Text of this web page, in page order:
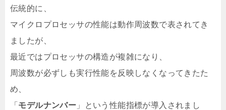
伝統的に、
マイクロプロセッサの性能は動作周波数で表されてき
ましたが、
最近ではプロセッサの構造が複雑になり、
周波数が必ずしも実行性能を反映しなくなってきたた
め、
「 モデルナンバー 」という性能指標が導入されまし